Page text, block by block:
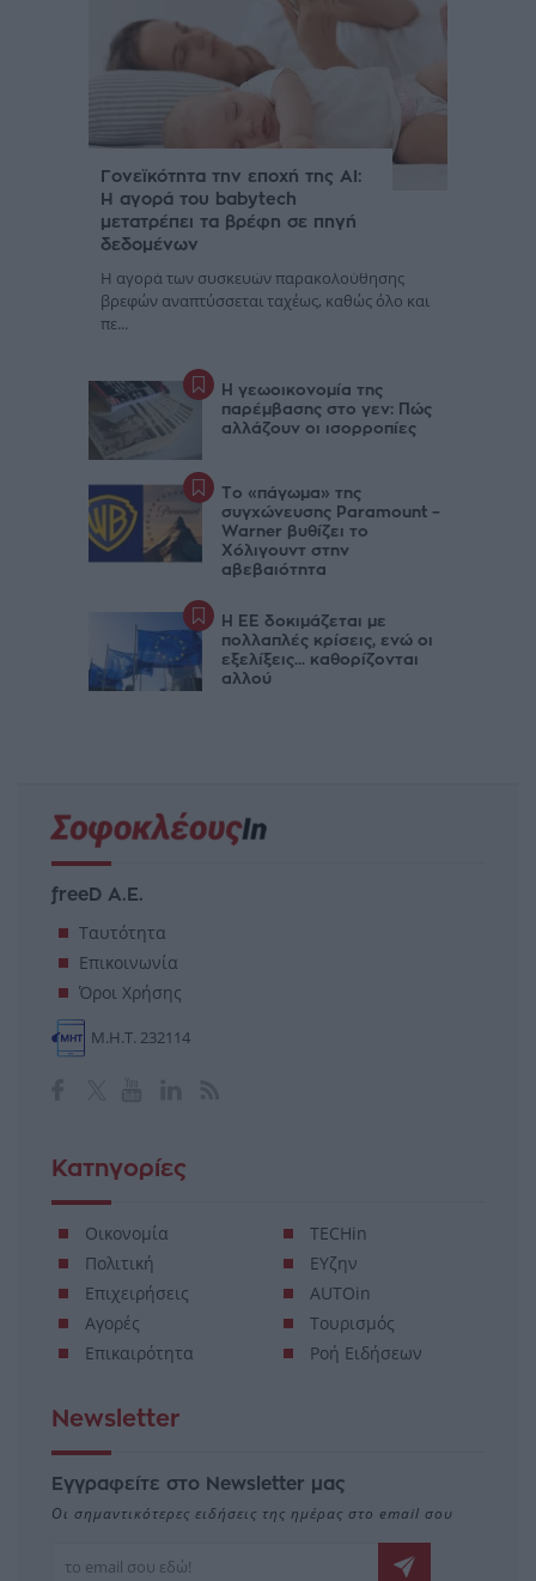
Γονεϊκότητα την εποχή της AI:
Η αγορά του babytech
μετατρέπει τα βρέφη σε πηγή
δεδομένων
Η αγορά των συσκευών παρακολούθησης
βρεφών αναπτύσσεται ταχέως, καθώς όλο και
πε...
Η γεωοικονομία της
παρέμβασης στο γεν: Πώς
αλλάζουν οι ισορροπίες
Το «πάγωμα» της
συγχώνευσης Paramount –
Warner βυθίζει το
Χόλιγουντ στην
αβεβαιότητα
Η ΕΕ δοκιμάζεται με
πολλαπλές κρίσεις, ενώ οι
εξελίξεις... καθορίζονται
αλλού
freeD Α.Ε.
Ταυτότητα
Επικοινωνία
Όροι Χρήσης
Μ.Η.Τ. 232114
Κατηγορίες
Οικονομία
Πολιτική
Επιχειρήσεις
Αγορές
Επικαιρότητα
TECHin
ΕΥζην
AUTOin
Τουρισμός
Ροή Ειδήσεων
Newsletter
Εγγραφείτε στο Newsletter μας
Οι σημαντικότερες ειδήσεις της ημέρας στο email σου